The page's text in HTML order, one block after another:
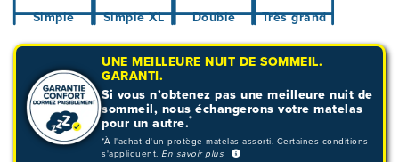
Simple Simple XL Double Très grand
UNE MEILLEURE NUIT DE SOMMEIL.
GARANTI.
Si vous n’obtenez pas une meilleure nuit de
sommeil, nous échangerons votre matelas
pour un autre.*
*À l'achat d'un protège-matelas assorti. Certaines conditions
s'appliquent. En savoir plus